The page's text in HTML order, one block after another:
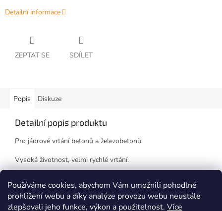
Používáme cookies, abychom Vám umožnili pohodlné
prohlížení webu a díky analýze provozu webu neustále
zlepšovali jeho funkce, výkon a použitelnost. Více
Detailní informace
ZEPTAT SE SDÍLET
Popis Diskuze
Detailní popis produktu
Pro jádrové vrtání betonů a železobetonů.
Vysoká životnost, velmi rychlé vrtání.